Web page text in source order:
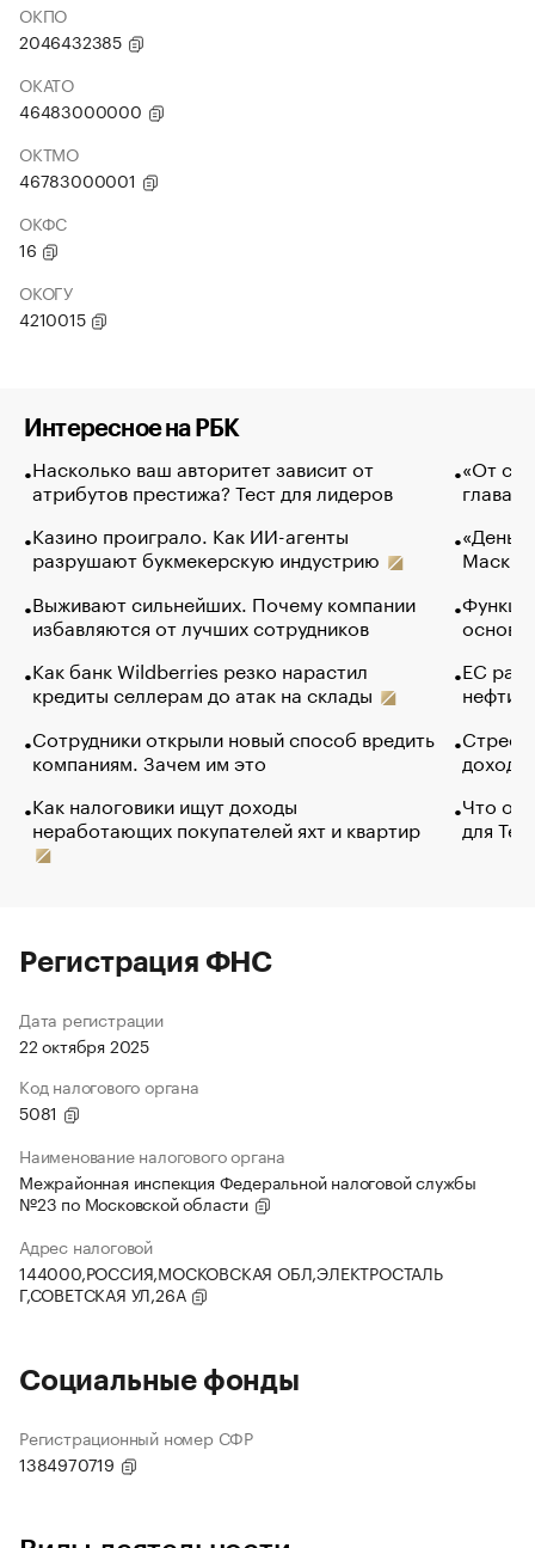
ОКПО
2046432385
ОКАТО
46483000000
ОКТМО
46783000001
ОКФС
16
ОКОГУ
4210015
Интересное на РБК
Насколько ваш авторитет зависит от
атрибутов престижа? Тест для лидеров
Казино проиграло. Как ИИ-агенты
разрушают букмекерскую индустрию
Выживают сильнейших. Почему компании
избавляются от лучших сотрудников
Как банк Wildberries резко нарастил
кредиты селлерам до атак на склады
Сотрудники открыли новый способ вредить
компаниям. Зачем им это
Как налоговики ищут доходы
неработающих покупателей яхт и квартир
«От
глава
Маск в
основ
ЕС
нефти
Что
для
Регистрация ФНС
Дата регистрации
22 октября 2025
Код налогового органа
5081
Наименование налогового органа
Межрайонная инспекция Федеральной налоговой службы
№23 по Московской области
Адрес налоговой
144000,РОССИЯ,МОСКОВСКАЯ ОБЛ,ЭЛЕКТРОСТАЛЬ
Г,СОВЕТСКАЯ УЛ,26А
Социальные фонды
Регистрационный номер СФР
1384970719